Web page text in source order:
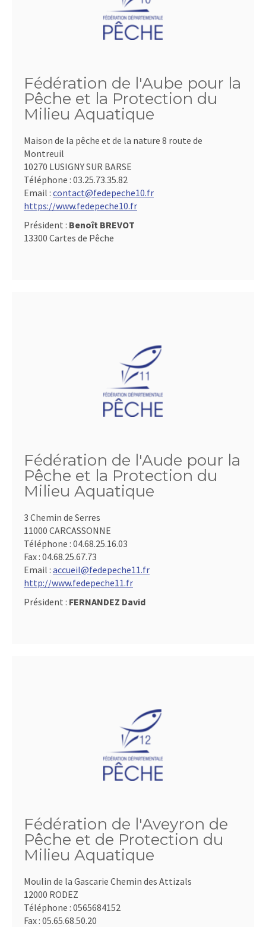
Fédération de l'Aube pour la
Pêche et la Protection du
Milieu Aquatique
Maison de la pêche et de la nature 8 route de
Montreuil
10270 LUSIGNY SUR BARSE
Téléphone : 03.25.73.35.82
Email : contact@fedepeche10.fr
https://www.fedepeche10.fr
Président : Benoît BREVOT
13300 Cartes de Pêche
Fédération de l'Aude pour la
Pêche et la Protection du
Milieu Aquatique
3 Chemin de Serres
11000 CARCASSONNE
Téléphone : 04.68.25.16.03
Fax : 04.68.25.67.73
Email : accueil@fedepeche11.fr
http://www.fedepeche11.fr
Président : FERNANDEZ David
Fédération de l'Aveyron de
Pêche et de Protection du
Milieu Aquatique
Moulin de la Gascarie Chemin des Attizals
12000 RODEZ
Téléphone : 0565684152
Fax : 05.65.68.50.20